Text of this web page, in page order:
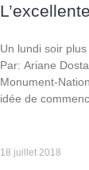
Un lundi soir
Par: Ariane
Monument-
idée de
18 juillet 2018